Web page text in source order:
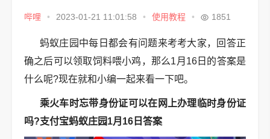
哔哩 • 2023-01-21 11:01:58 • 使用教程 • 1851
蚂蚁庄园中每日都会有问题来考考大家，回答正
确之后可以领取饲料喂小鸡，那么1月16日的答案是
什么呢?现在就和小编一起来看一下吧。
乘火车时忘带身份证可以在网上办理临时身份证
吗?支付宝蚂蚁庄园1月16日答案